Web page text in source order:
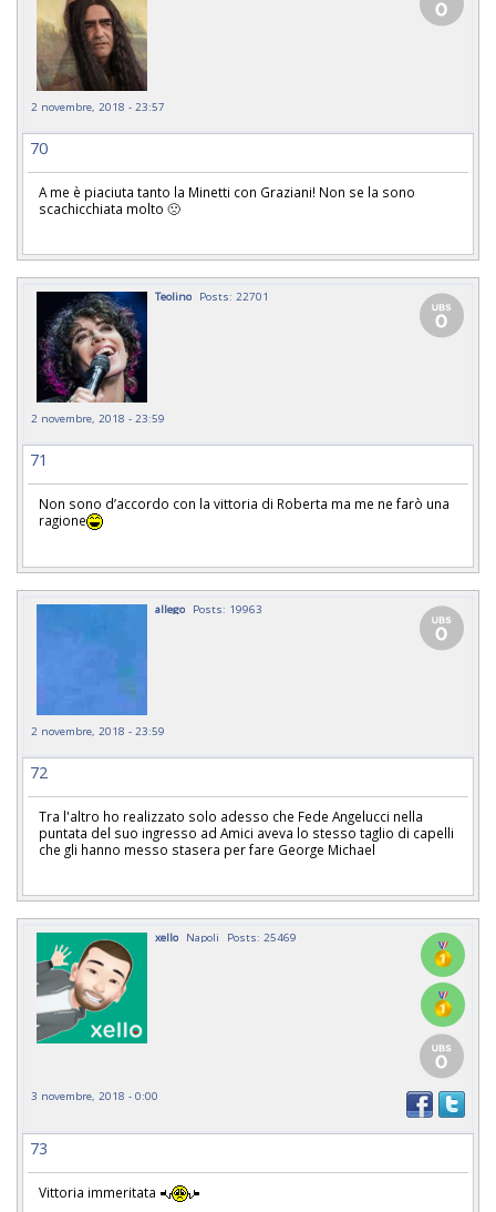
2 novembre, 2018 - 23:57
70
A me è piaciuta tanto la Minetti con Graziani! Non se la sono
scachicchiata molto 🙁
Teolino Posts: 22701
2 novembre, 2018 - 23:59
71
Non sono d’accordo con la vittoria di Roberta ma me ne farò una
ragione
allego Posts: 19963
2 novembre, 2018 - 23:59
72
Tra l'altro ho realizzato solo adesso che Fede Angelucci nella
puntata del suo ingresso ad Amici aveva lo stesso taglio di capelli
che gli hanno messo stasera per fare George Michael
xello Napoli Posts: 25469
3 novembre, 2018 - 0:00
73
Vittoria immeritata